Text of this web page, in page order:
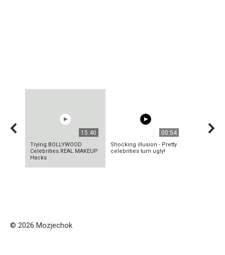
15:40
Trying BOLLYWOOD
Celebrities REAL MAKEUP
Hacks
00:54
Shocking illusion - Pretty
celebrities turn ugly!
© 2026 Mozjechok